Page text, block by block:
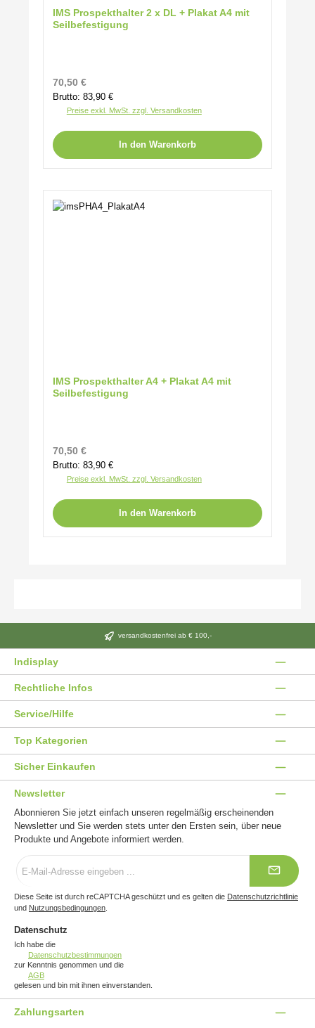
IMS Prospekthalter 2 x DL + Plakat A4 mit
Seilbefestigung
Regulärer Preis:
70,50 €
Brutto: 83,90 €
Preise exkl. MwSt. zzgl. Versandkosten
In den Warenkorb
IMS Prospekthalter A4 + Plakat A4 mit
Seilbefestigung
Regulärer Preis:
70,50 €
Brutto: 83,90 €
Preise exkl. MwSt. zzgl. Versandkosten
In den Warenkorb
versandkostenfrei ab € 100,-
Indisplay
Rechtliche Infos
Service/Hilfe
Top Kategorien
Sicher Einkaufen
Newsletter
Abonnieren Sie jetzt einfach unseren regelmäßig erscheinenden
Newsletter und Sie werden stets unter den Ersten sein, über neue
Produkte und Angebote informiert werden.
Mail-
Diese Seite ist durch reCAPTCHA geschützt und es gelten die Datenschutzrichtlinie
und Nutzungsbedingungen.
Datenschutz
Ich habe die
Datenschutzbestimmungen
zur Kenntnis genommen und die
AGB
gelesen und bin mit ihnen einverstanden.
Zahlungsarten